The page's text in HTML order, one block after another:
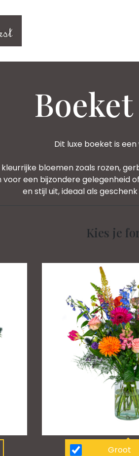
Dit luxe boeket is
bloemen zoals rozen,
een bijzondere gelegenheid
en stijl uit, ideaal als
Kies je
Groot